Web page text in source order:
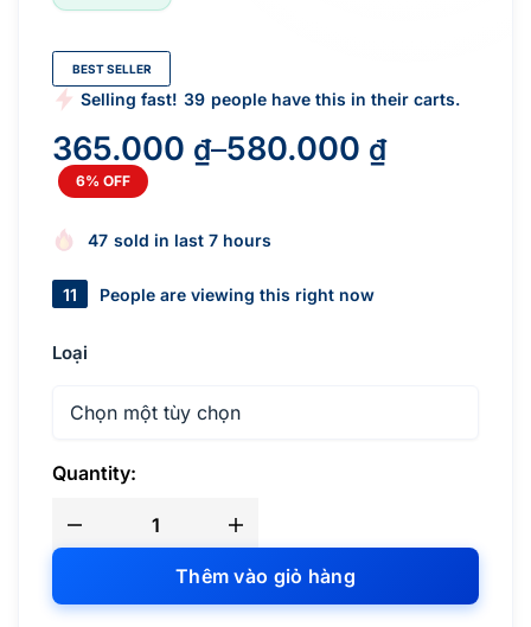
BEST SELLER
Selling fast! 39 people have this in their carts.
365.000 ₫–580.000 ₫
Khoảng
giá:
từ
365.000 ₫
đến
6% OFF
47 sold in last 7 hours
11 People are viewing this right now
Loại
Quantity:
Bình
gốm
nước
Thêm vào giỏ hàng